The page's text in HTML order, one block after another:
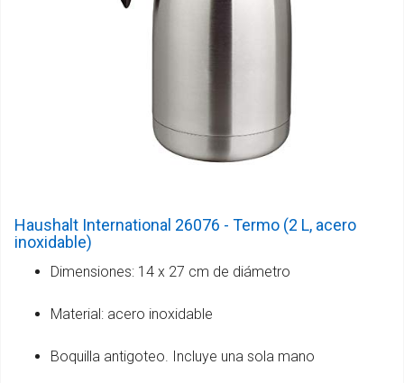
Haushalt International 26076 - Termo (2 L, acero
inoxidable)
Dimensiones: 14 x 27 cm de diámetro
Material: acero inoxidable
Boquilla antigoteo. Incluye una sola mano